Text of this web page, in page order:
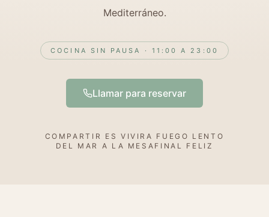
Mediterráneo.
COCINA SIN PAUSA · 11:00 A 23:00
Llamar para reservar
COMPARTIR ES VIVIRA FUEGO LENTO
DEL MAR A LA MESA FINAL FELIZ